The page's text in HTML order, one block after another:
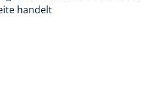
handelt